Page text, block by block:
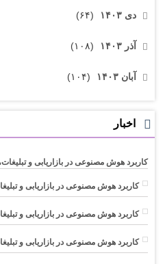
دی ۱۴۰۳ (۶۴)
آذر ۱۴۰۳ (۱۰۸)
آبان ۱۴۰۳ (۱۰۴)
اخبار
کاربرد هوش مصنوعی در بازاریابی و
کاربرد هوش مصنوعی در بازاریابی و
کاربرد هوش مصنوعی در بازاریابی و
کاربرد هوش مصنوعی در بازاریابی و